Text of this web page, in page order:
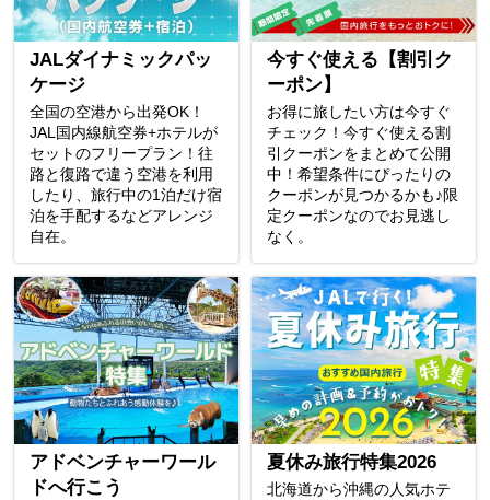
JALダイナミックパッ
ケージ
全国の空港から出発OK！
JAL国内線航空券+ホテルが
セットのフリープラン！往
路と復路で違う空港を利用
したり、旅行中の1泊だけ宿
泊を手配するなどアレンジ
自在。
今すぐ使える【割引ク
ーポン】
お得に旅したい方は今すぐ
チェック！今すぐ使える割
引クーポンをまとめて公開
中！希望条件にぴったりの
クーポンが見つかるかも♪限
定クーポンなのでお見逃し
なく。
アドベンチャーワール
ドへ行こう
夏休み旅行特集2026
北海道から沖縄の人気ホテ